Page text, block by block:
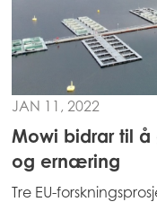
Mowi Belgium
Mowi Belgium
Mowi Czechia
Mowi Faroe
Mowi France
JAN 11, 2022
Mowi bidrar til
og ernæring
Tre EU-